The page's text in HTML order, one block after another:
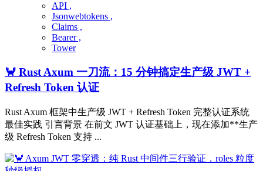
API ,
Jsonwebtokens ,
Claims ,
Bearer ,
Tower
🦀 Rust Axum 一刀流：15 分钟搞定生产级 JWT +
Refresh Token 认证
Rust Axum 框架中生产级 JWT + Refresh Token 完整认证系统
最佳实践 引言背景 在前文 JWT 认证基础上，现在添加**生产
级 Refresh Token 支持 ...